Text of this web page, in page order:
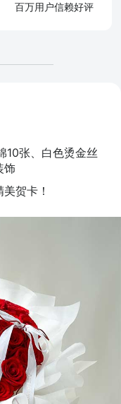
百万用户信赖好评
10张、白色烫金丝
饰
贺卡！